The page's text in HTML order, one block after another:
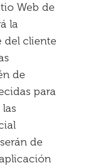
Web de
la
del cliente
de
para
de